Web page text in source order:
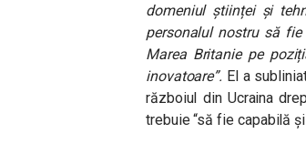
domeniul științei și
personalul nostru să
Marea Britanie pe
inovatoare”. El a
războiul din Ucraina
trebuie“să fie capabilă